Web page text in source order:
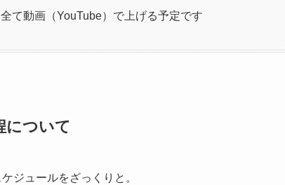
て動画（YouTube）で上げる予定です
について
ジュールをざっくりと。